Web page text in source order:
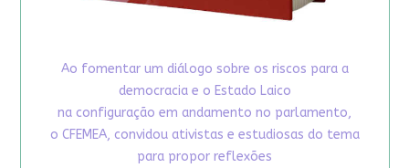
Ao fomentar um diálogo sobre os riscos para a
democracia e o Estado Laico
na configuração em andamento no parlamento,
o CFEMEA, convidou ativistas e estudiosas do tema
para propor reflexões